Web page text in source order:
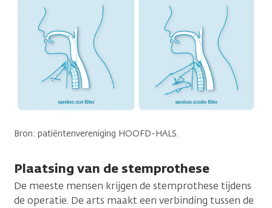
Bron: patiëntenvereniging HOOFD-HALS.
Plaatsing van de stemprothese
De meeste mensen krijgen de stemprothese tijdens
de operatie. De arts maakt een verbinding tussen de